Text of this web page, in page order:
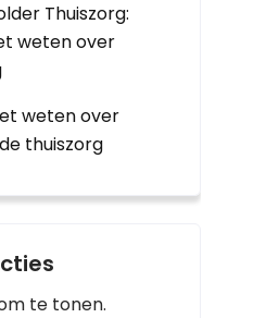
Thuiszorg:
weten over
weten over
thuiszorg
te tonen.